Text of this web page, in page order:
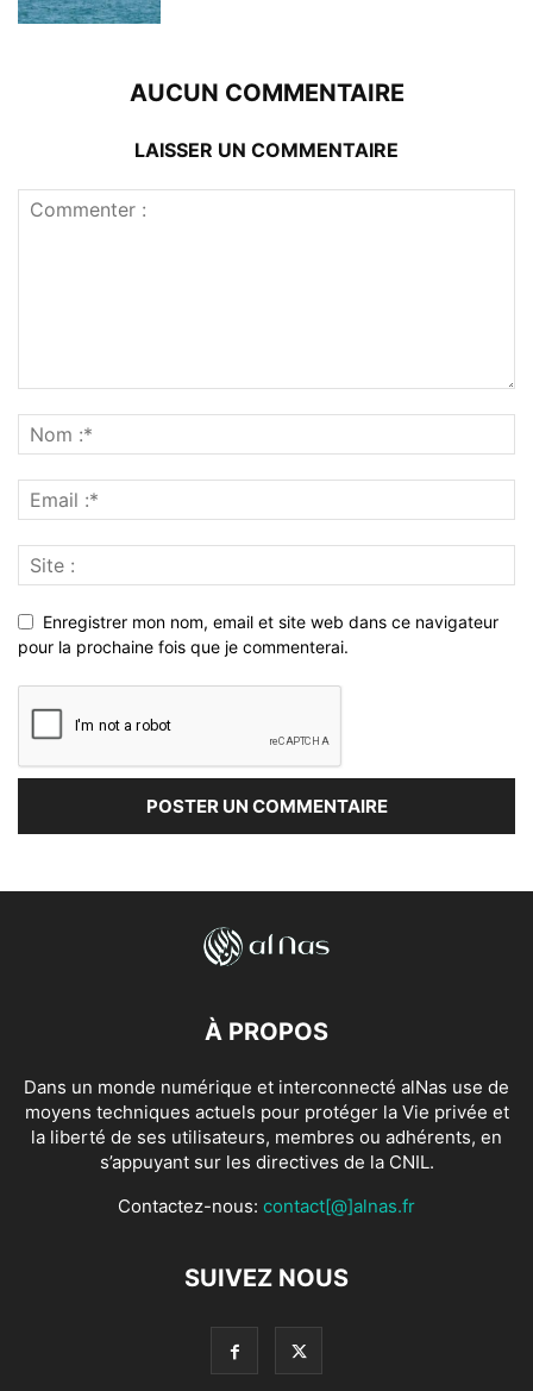
AUCUN COMMENTAIRE
LAISSER UN COMMENTAIRE
Enregistrer mon nom, email et site web dans ce navigateur
pour la prochaine fois que je commenterai.
À PROPOS
Dans un monde numérique et interconnecté alNas use de
moyens techniques actuels pour protéger la Vie privée et
la liberté de ses utilisateurs, membres ou adhérents, en
s’appuyant sur les directives de la CNIL.
Contactez-nous: contact[@]alnas.fr
SUIVEZ NOUS